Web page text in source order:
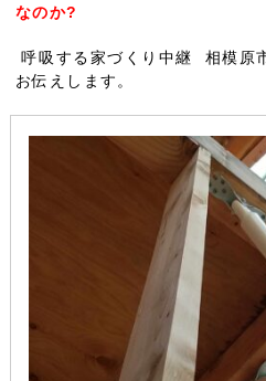
なのか?
呼吸する家づくり中継 相模原
お伝えします。